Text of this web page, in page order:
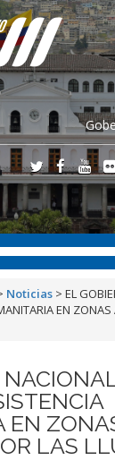
Noticias > EL
EN ZONAS
EN
LAS